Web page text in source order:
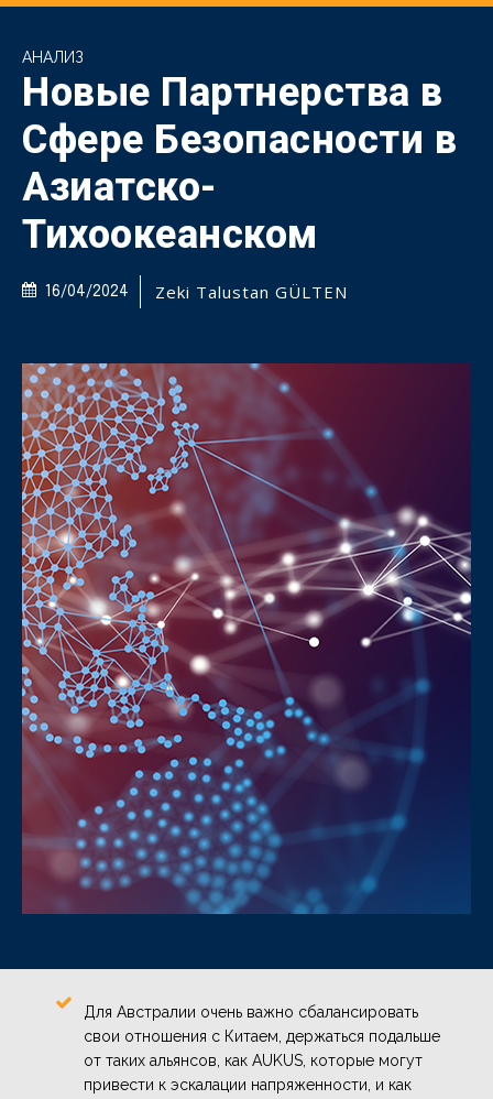
АНАЛИЗ
Новые Партнерства в
Сфере Безопасности в
Азиатско-
Тихоокеанском
16/04/2024 Zeki Talustan GÜLTEN
Для Австралии очень важно сбалансировать
свои отношения с Китаем, держаться подальше
от таких альянсов, как AUKUS, которые могут
привести к эскалации напряженности, и как